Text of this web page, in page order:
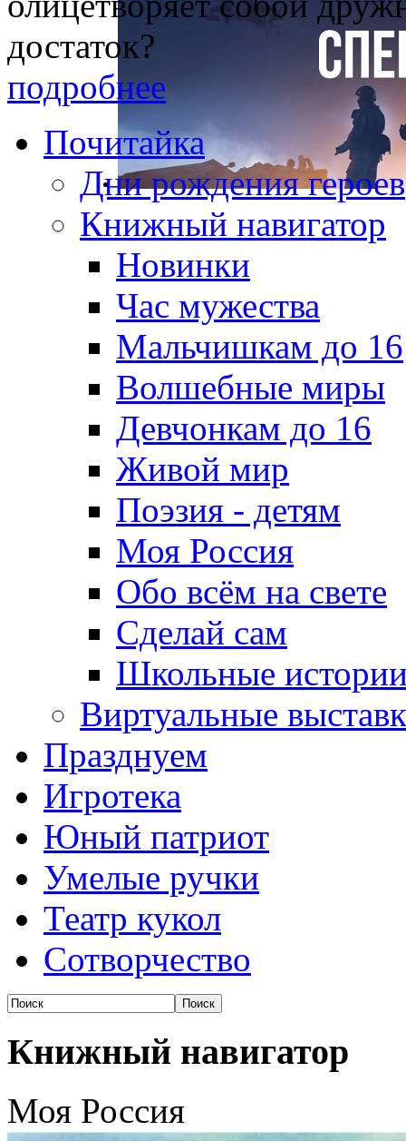
достаток?
подробнее
Почитайка
Дни рождения героев
Книжный навигатор
Новинки
Час мужества
Мальчишкам до 16
Волшебные миры
Девчонкам до 16
Живой мир
Поэзия - детям
Моя Россия
Обо всём на свете
Сделай сам
Школьные
Виртуальные
Празднуем
Игротека
Юный патриот
Умелые ручки
Театр кукол
Сотворчество
Книжный навигатор
Моя Россия